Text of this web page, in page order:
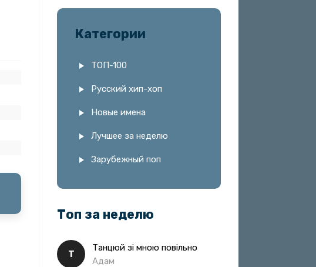
Категории
ТОП-100
Русский хип-хоп
Новые имена
Лучшее за неделю
Зарубежный поп
Топ за неделю
Т
Танцюй зі мною повільно
Адам